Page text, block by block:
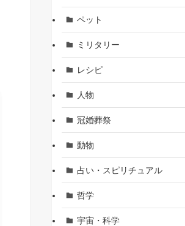
ペット
ミリタリー
レシピ
人物
冠婚葬祭
動物
占い・スピリチュアル
哲学
宇宙・科学